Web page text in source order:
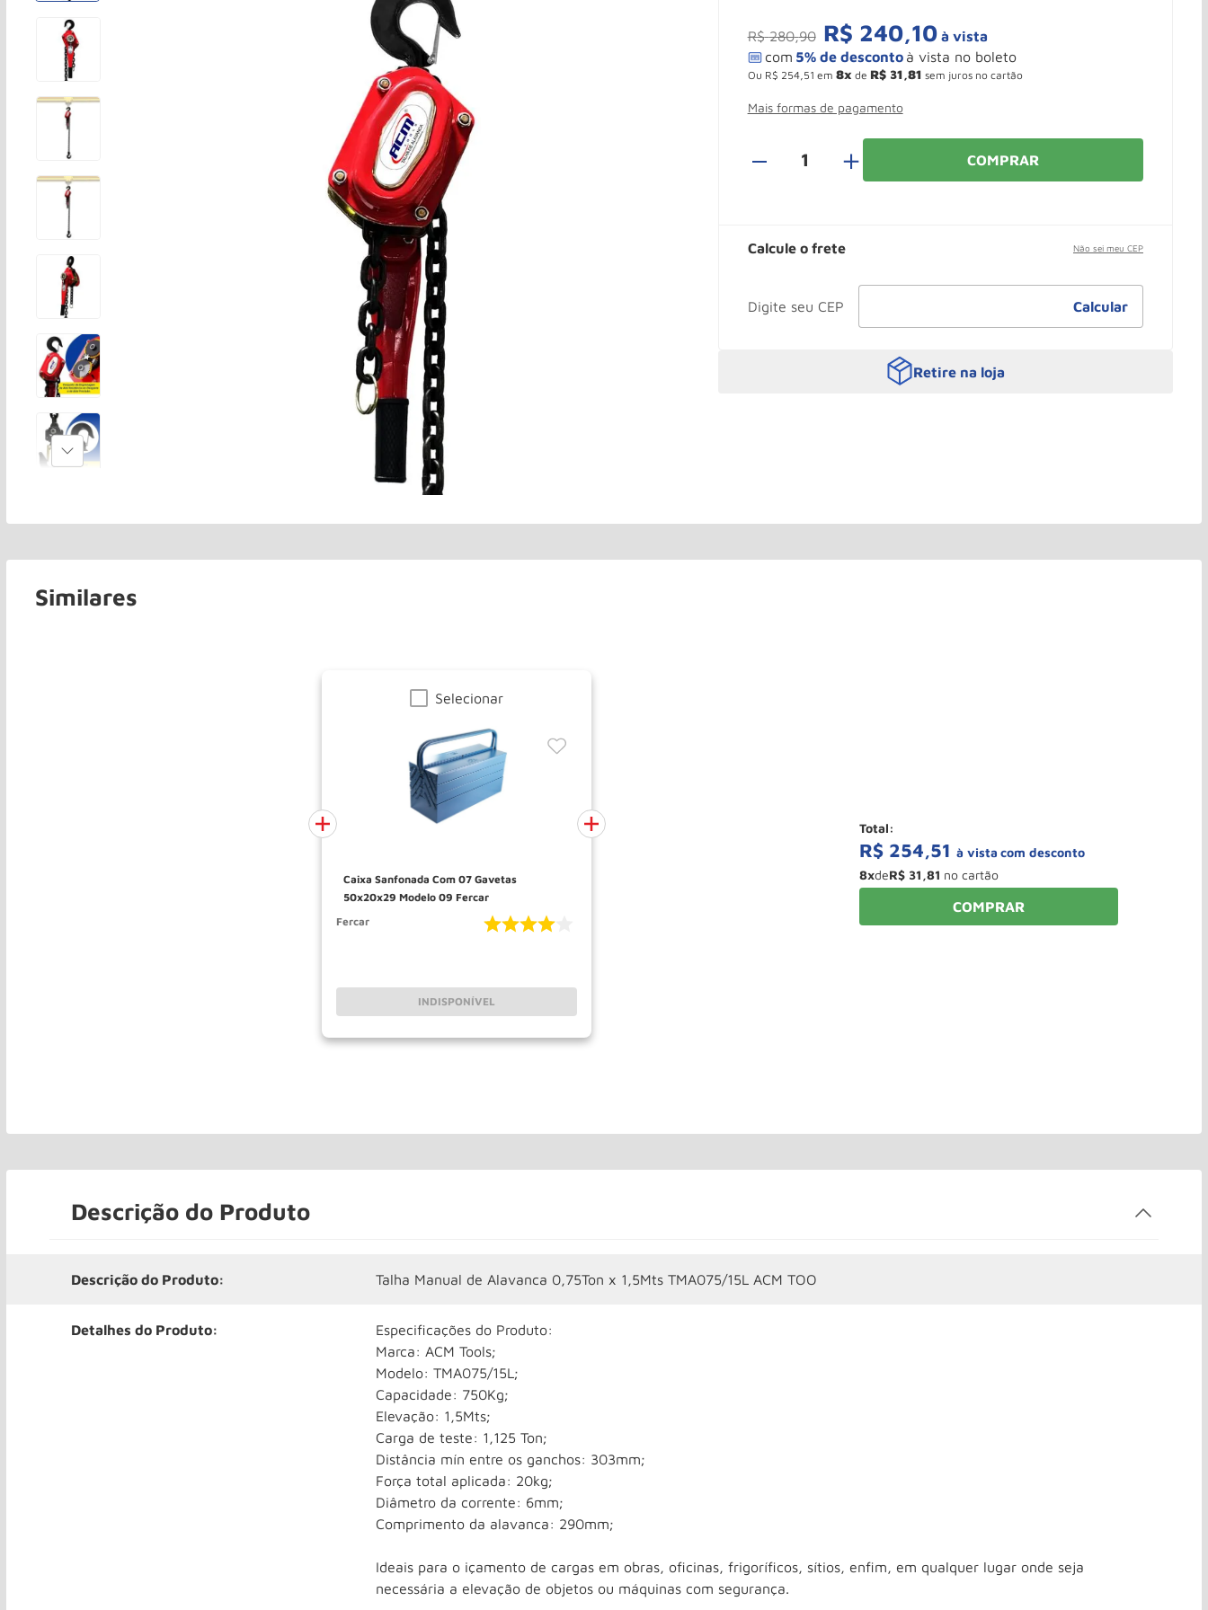
R$ 280,90 R$ 240,10à vista
Ou R$ 254, 51 em 8 de R$ 31,81 sem juros no cartão
Mais formas de pagamento
＋ COMPRAR
Calcule o frete Não sei meu CEP
Retire na loja
Similares
Selecionar
Caixa Sanfonada Com 07 Gavetas
50x20x29 Modelo 09 Fercar
Fercar
INDISPONÍVEL
R$ 254,51 à vista
8xdeR$ 31,81
Total:
COMPRAR
Descrição do Produto
Descrição do Produto: Talha Manual de Alavanca 0,75Ton x 1,5Mts TMA075/15L ACM TOO
Detalhes do Produto:
Especificações do Produto:
Marca: ACM Tools;
Modelo: TMA075/15L;
Capacidade: 750Kg;
Elevação: 1,5Mts;
Carga de teste: 1,125 Ton;
Distância mín entre os ganchos: 303mm;
Força total aplicada: 20kg;
Diâmetro da corrente: 6mm;
Comprimento da alavanca: 290mm;
Ideais para o içamento de cargas em obras, oficinas, frigoríficos, sítios, enfim, em qualquer lugar onde seja
necessária a elevação de objetos ou máquinas com segurança.